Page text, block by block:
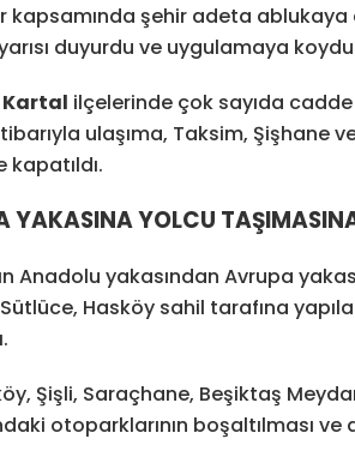
şehir adeta ablukaya
duyurdu ve uygulamaya
Kartal ilçelerinde çok sayıda
ulaşıma, Taksim, Şişhane
YAKASINA YOLCU
Anadolu yakasından Avrupa
Hasköy sahil tarafına
Şişli, Saraçhane, Beşiktaş
otoparklarının boşaltılması ve